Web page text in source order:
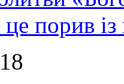
порив із